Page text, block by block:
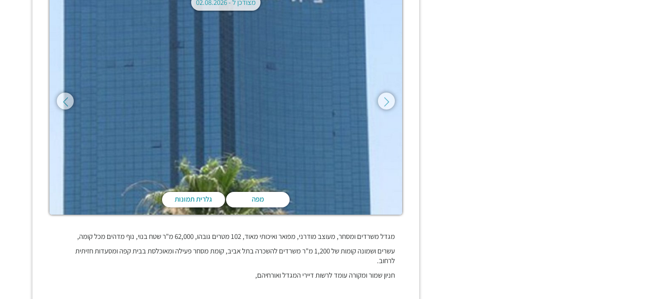
מפה גלרית תמונות
מצודכן ל -02.08.2026
מגדל משרדים ומסחר, מעוצב מודרני, מפואר ואיכותי מאוד, 102 מטרים גובהו, 62,000 מ"ר שטח בנוי, נוף מדהים מכל קומה,
עשרים ושמונה קומות של 1,200 מ"ר משרדים להשכרה בתל אביב, קומת מסחר פעילה ומאוכלסת בבית קפה ומסעדות חזיתית
לרחוב.
חניון שמור ומקורה עומד לרשות דיירי המגדל ואורחיהם,